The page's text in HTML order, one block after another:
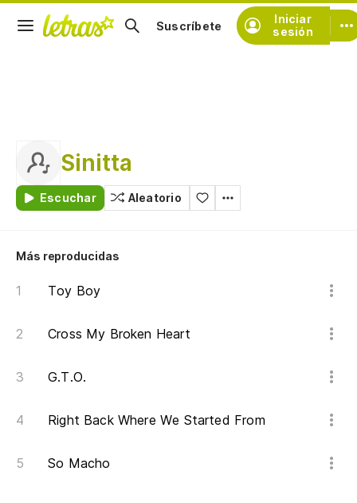
Iniciar
sesión
Suscríbete
Sinitta
Escuchar Aleatorio
Más reproducidas
Toy Boy
Cross My Broken Heart
G.T.O.
Right Back Where We Started From
So Macho